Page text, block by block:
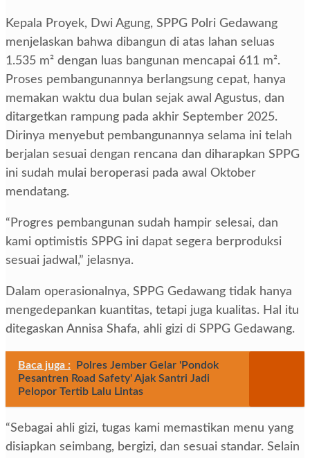
Kepala Proyek, Dwi Agung, SPPG Polri Gedawang
menjelaskan bahwa dibangun di atas lahan seluas
1.535 m² dengan luas bangunan mencapai 611 m².
Proses pembangunannya berlangsung cepat, hanya
memakan waktu dua bulan sejak awal Agustus, dan
ditargetkan rampung pada akhir September 2025.
Dirinya menyebut pembangunannya selama ini telah
berjalan sesuai dengan rencana dan diharapkan SPPG
ini sudah mulai beroperasi pada awal Oktober
mendatang.
“Progres pembangunan sudah hampir selesai, dan
kami optimistis SPPG ini dapat segera berproduksi
sesuai jadwal,” jelasnya.
Dalam operasionalnya, SPPG Gedawang tidak hanya
mengedepankan kuantitas, tetapi juga kualitas. Hal itu
ditegaskan Annisa Shafa, ahli gizi di SPPG Gedawang.
Baca juga :
Polres Jember Gelar 'Pondok
Pesantren Road Safety' Ajak Santri Jadi
Pelopor Tertib Lalu Lintas
“Sebagai ahli gizi, tugas kami memastikan menu yang
disiapkan seimbang, bergizi, dan sesuai standar. Selain